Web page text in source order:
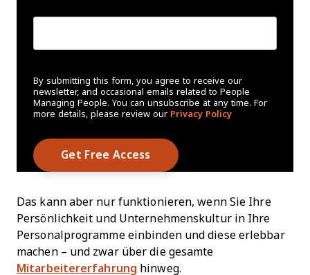
By submitting this form, you agree to receive our
newsletter, and occasional emails related to People
Managing People. You can unsubscribe at any time. For
more details, please review our Privacy Policy
Das kann aber nur funktionieren, wenn Sie Ihre
Persönlichkeit und Unternehmenskultur in Ihre
Personalprogramme einbinden und diese erlebbar
machen – und zwar über die gesamte
Mitarbeitererfahrung hinweg.